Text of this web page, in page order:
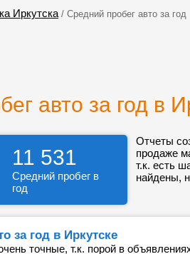
Иркутска/ Средний пробег авто за год
авто за год в
11 531
Средний пробег в
год
Отчеты
продаже
т.к. есть
найдены,
за год в Иркутске
точные, т.к. порой в